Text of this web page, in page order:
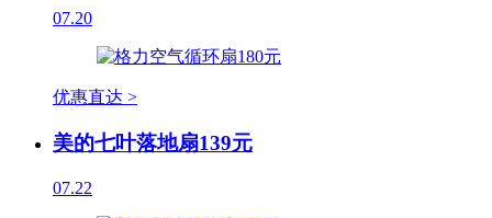
07.20
优惠直达 >
美的七叶落地扇139元
07.22